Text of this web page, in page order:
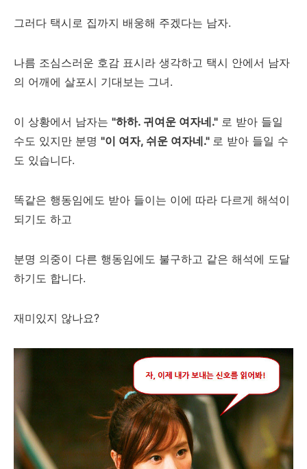
그러다 택시로 집까지 배웅해 주겠다는 남자.
나름 조심스러운 호감 표시라 생각하고 택시 안에서 남자
의 어깨에 살포시 기대보는 그녀.
이 상황에서 남자는 "하하. 귀여운 여자네." 로 받아 들일
수도 있지만 분명 "이 여자, 쉬운 여자네." 로 받아 들일 수
도 있습니다.
똑같은 행동임에도 받아 들이는 이에 따라 다르게 해석이
되기도 하고
분명 의중이 다른 행동임에도 불구하고 같은 해석에 도달
하기도 합니다.
재미있지 않나요?